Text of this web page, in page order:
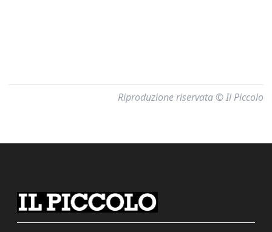
Riproduzione riservata © Il Piccolo